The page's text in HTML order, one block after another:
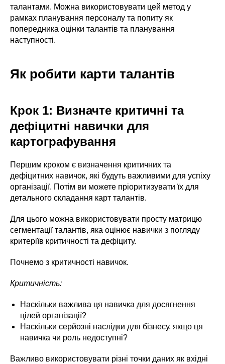
талантами. Можна використовувати цей метод у
рамках планування персоналу та попиту як
попередника оцінки талантів та планування
наступності.
Як робити карти талантів
Крок 1: Визначте критичні та
дефіцитні навички для
картографування
Першим кроком є ​​визначення критичних та
дефіцитних навичок, які будуть важливими для успіху
організації. Потім ви можете пріоритизувати їх для
детального складання карт талантів.
Для цього можна використовувати просту матрицю
сегментації талантів, яка оцінює навички з погляду
критеріїв критичності та дефіциту.
Почнемо з критичності навичок.
Критичність:
Наскільки важлива ця навичка для досягнення
цілей організації?
Наскільки серйозні наслідки для бізнесу, якщо ця
навичка чи роль недоступні?
Важливо використовувати різні точки даних як вхідні